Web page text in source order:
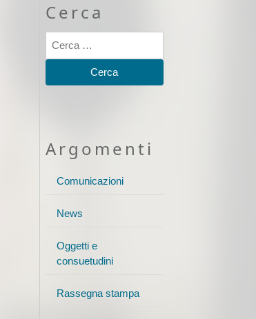
Cerca
Argomenti
Comunicazioni
News
Oggetti e
consuetudini
Rassegna stampa